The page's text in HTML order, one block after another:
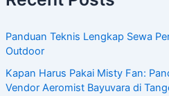
Panduan Teknis Lengkap Sewa
Outdoor
Kapan Harus Pakai Misty Fan:
Vendor Aeromist Bayuvara di